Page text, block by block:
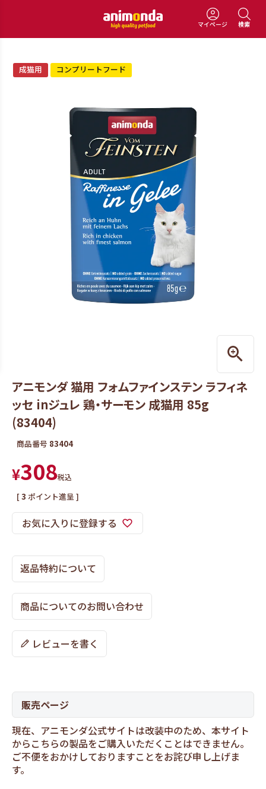
マイページ 検索
成猫用 コンプリートフード
アニモンダ 猫用 フォムファインステン ラフィネ
ッセ inジュレ 鶏・サーモン 成猫用 85g
(83404)
商品番号 83404
¥308税込
[3 ポイント進呈 ]
お気に入りに登録する
返品特約について
商品についてのお問い合わせ
レビューを書く
販売ページ
現在、アニモンダ公式サイトは改装中のため、本サイト
からこちらの製品をご購入いただくことはできません。
ご不便をおかけしておりますことをお詫び申し上げま
す。